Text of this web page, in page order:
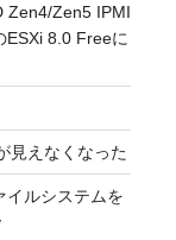
Zen4/Zen5 IPMI
8.0 Freeに
見えなくなった
イルシステムを